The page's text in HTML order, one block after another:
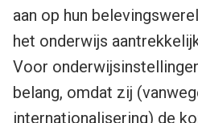
aan op hun
het onderwijs
Voor
belang, omdat zij
internationalisering) de